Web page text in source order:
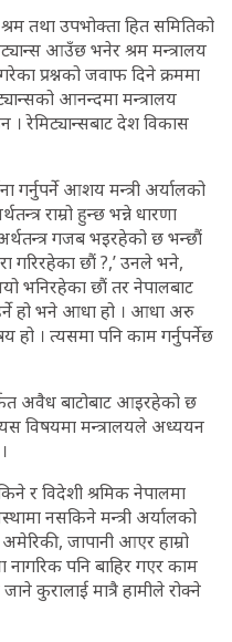
तथा उपभोक्ता हित समितिको
आउँछ भने‍र श्रम मन्त्रालय
प्रश्नको जवाफ दिने क्रममा
आनन्दमा मन्त्रालय
। रेमिट्यान्सबाट देश विकास
गर्नुपर्ने आशय मन्त्री अर्यालको
राम्रो हुन्छ भन्ने धारणा
अर्थतन्त्र गजब भइरहेको छ भन्छौं
गरिरहेका छौं ?,’ उनले भने,
भनिरहेका छौं तर नेपालबाट
हो भने आधा हो । आधा अरु
। त्यसमा पनि काम गर्नुपर्नेछ
अवैध बाटोबाट आइरहेको छ
विषयमा मन्त्रालयले अध्ययन
र विदेशी श्रमिक नेपालमा
नसकिने मन्त्री अर्यालको
जापानी आएर हाम्रो
नागरिक पनि बाहिर गएर काम
कुरालाई मात्रै हामीले रोक्ने